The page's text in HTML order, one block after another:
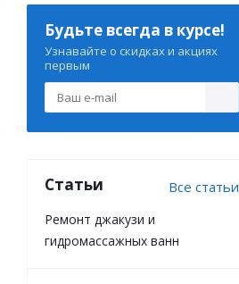
Будьте всегда в курсе!
Узнавайте о скидках и акциях
первым
Статьи Все статьи
Ремонт джакузи и
гидромассажных ванн